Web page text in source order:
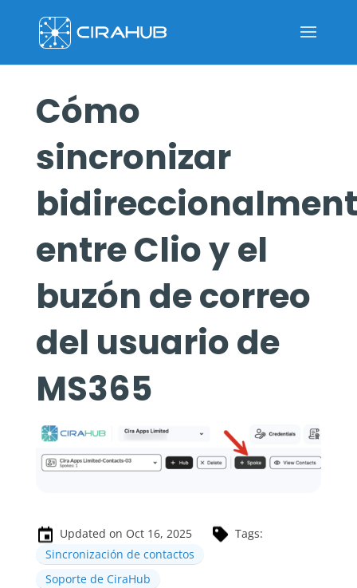
Cómo
sincronizar
entre Clio y el
buzón de correo
del usuario de
MS365
Updated on Oct 16, 2025
Tags:
Sincronización de contactos
Soporte de CiraHub